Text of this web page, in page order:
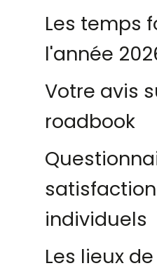
Les temps
l'année
Votre avis
roadbook
individuels
Les lieux